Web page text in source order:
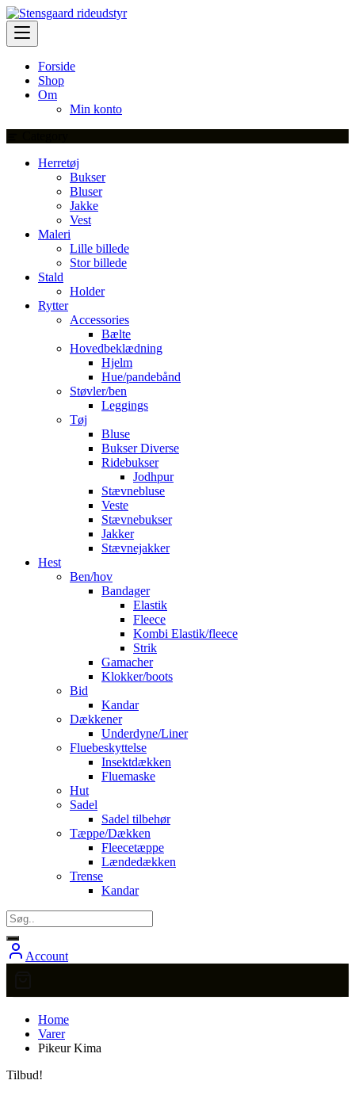
Skip
to
content
Forside
Shop
Om
Min konto
Herretøj
Bukser
Bluser
Jakke
Vest
Maleri
Lille billede
Stor billede
Stald
Holder
Rytter
Accessories
Bælte
Hovedbeklædning
Hjelm
Hue/pandebånd
Støvler/ben
Leggings
Tøj
Bluse
Bukser Diverse
Ridebukser
Jodhpur
Stævnebluse
Veste
Stævnebukser
Jakker
Stævnejakker
Hest
Ben/hov
Bandager
Elastik
Fleece
Kombi Elastik/fleece
Strik
Gamacher
Klokker/boots
Bid
Kandar
Dækkener
Underdyne/Liner
Fluebeskyttelse
Insektdækken
Fluemaske
Hut
Sadel
Sadel tilbehør
Tæppe/Dækken
Fleecetæppe
Lændedækken
Trense
Kandar
Account
Home
Varer
Pikeur Kima
Tilbud!